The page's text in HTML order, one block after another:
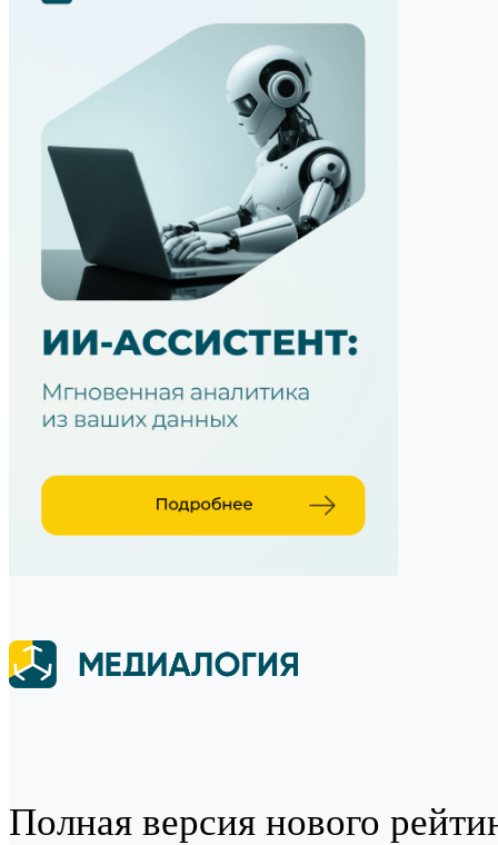
Полная версия нового